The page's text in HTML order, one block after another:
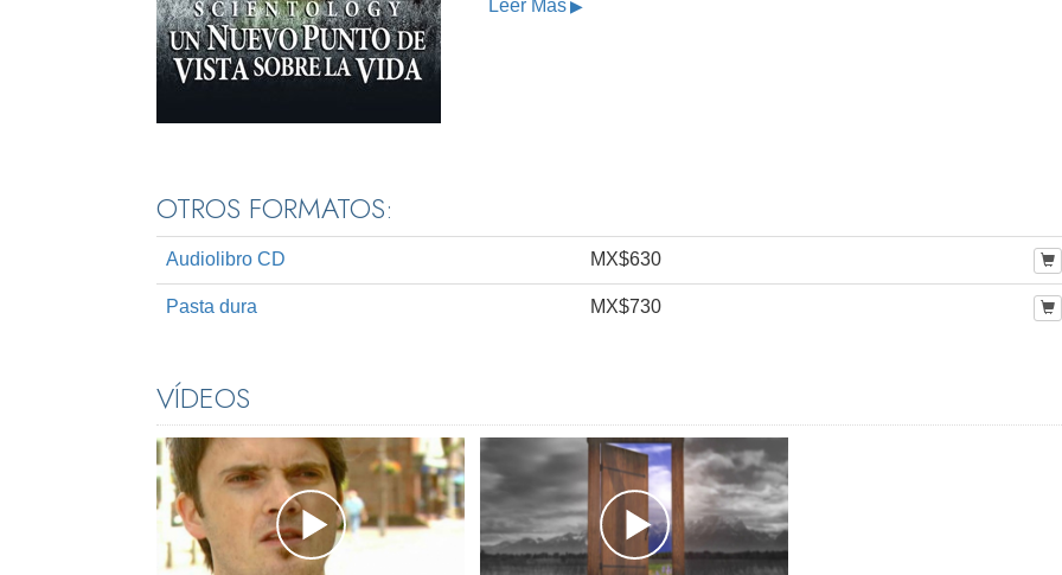
Leer Más
OTROS FORMATOS:
Audiolibro CD MX$630
Pasta dura MX$730
VÍDEOS